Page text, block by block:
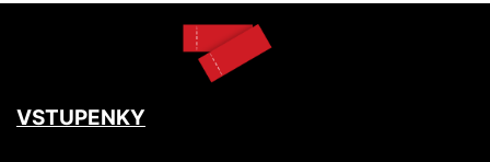
VSTUPENKY